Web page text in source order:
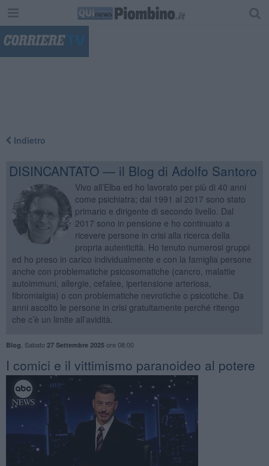
Indietro
DISINCANTATO — il Blog di Adolfo Santoro
Vivo all’Elba ed ho lavorato per più di 40 anni
come psichiatra; dal 1991 al 2017 sono stato
primario e dirigente di secondo livello. Dal
2017 sono in pensione e ho continuato a
ricevere persone in crisi alla ricerca della
propria autenticità. Ho tenuto numerosi gruppi
ed ho preso in carico individualmente e con la famiglia persone
anche con problematiche psicosomatiche (cancro, malattie
autoimmuni, allergie, cefalee, ipertensione arteriosa,
fibromialgia) o con problematiche nevrotiche o psicotiche. Da
anni ascolto le persone in crisi gratuitamente perché ritengo
che c’è un limite all’avidità.
Blog Sabato 27 Settembre 2025ore 08:00
​I comici e il vittimismo paranoideo al potere